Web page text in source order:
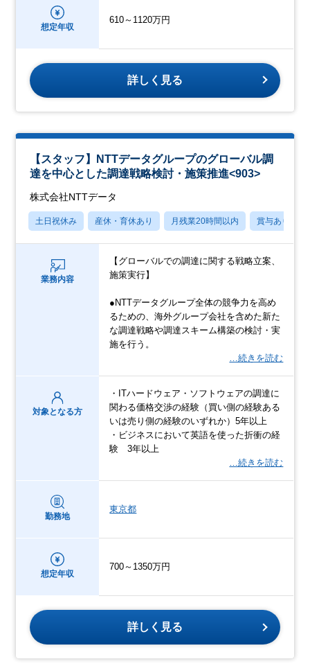
想定年収
610～1120万円
詳しく見る
【スタッフ】NTTデータグループのグローバル調
達を中心とした調達戦略検討・施策推進<903>
株式会社NTTデータ
土日祝休み 産休・育休あり 月残業20時間以内 賞与あり
業務内容
【グローバルでの調達に関する戦略立案、
施策実行】
●NTTデータグループ全体の競争力を高め
るための、海外グループ会社を含めた新た
な調達戦略や調達スキーム構築の検討・実
施を行う。
…続きを読む
対象となる方
・ITハードウェア・ソフトウェアの調達に
関わる価格交渉の経験（買い側の経験ある
いは売り側の経験のいずれか）5年以上
・ビジネスにおいて英語を使った折衝の経
験 3年以上
…続きを読む
勤務地
東京都
想定年収
700～1350万円
詳しく見る